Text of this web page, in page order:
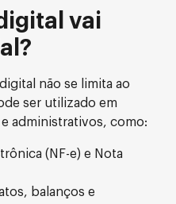
vai
não se limita ao
ser utilizado em
administrativos, como:
(NF-e) e Nota
balanços e